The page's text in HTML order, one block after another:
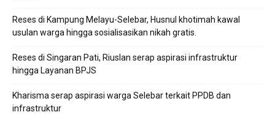
Reses di Kampung Melayu-Selebar, Husnul khotimah kawal
usulan warga hingga sosialisasikan nikah gratis.
Reses di Singaran Pati, Riuslan serap aspirasi infrastruktur
hingga Layanan BPJS
Kharisma serap aspirasi warga Selebar terkait PPDB dan
infrastruktur